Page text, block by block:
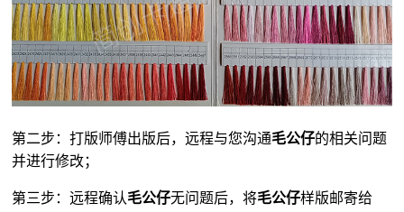
第二步：打版师傅出版后，远程与您沟通毛公仔的相关问题
并进行修改；
第三步：远程确认毛公仔无问题后，将毛公仔样版邮寄给